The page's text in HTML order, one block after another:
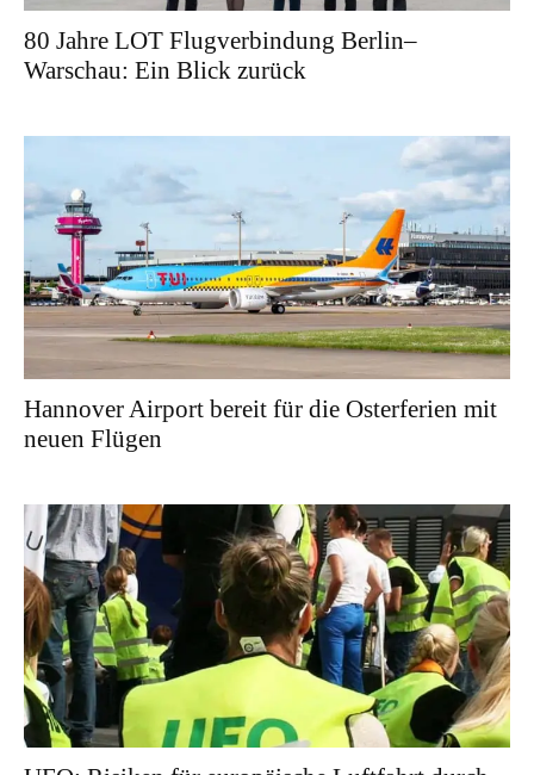
80 Jahre LOT Flugverbindung Berlin–
Warschau: Ein Blick zurück
Hannover Airport bereit für die Osterferien mit
neuen Flügen